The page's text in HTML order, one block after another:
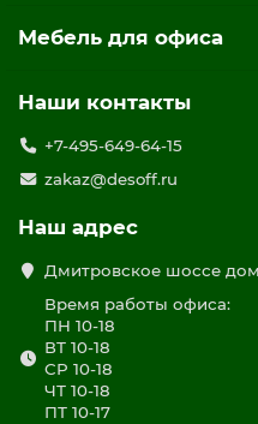
Мебель для офиса
Наши контакты
+7-495-649-64-15
zakaz@desoff.ru
Наш адрес
Дмитровское шоссе дом
Время работы офиса:
ПН 10-18
ВТ 10-18
СР 10-18
ЧТ 10-18
ПТ 10-17